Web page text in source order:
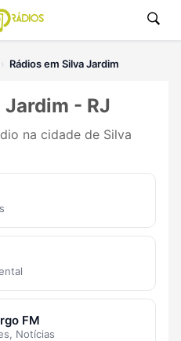
Rádios em Silva Jardim
Jardim - RJ
na cidade de Silva
FM
Notícias